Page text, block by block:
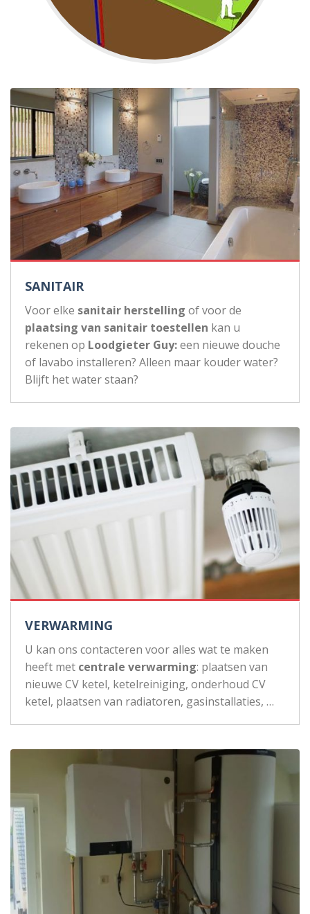
SANITAIR
Voor elke sanitair herstelling of voor de
plaatsing van sanitair toestellen kan u
rekenen op Loodgieter Guy:een nieuwe douche
of lavabo installeren? Alleen maar kouder water?
Blijft het water staan?
VERWARMING
U kan ons contacteren voor alles wat te maken
heeft met centrale verwarming: plaatsen van
nieuwe CV ketel, ketelreiniging, onderhoud CV
ketel, plaatsen van radiatoren, gasinstallaties, …